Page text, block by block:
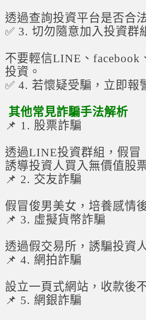
透過查詢投資平台是否合
✅ 3. 切勿隨意加入投資群
不要輕信LINE、facebook
投資。
✅ 4. 若懷疑受騙，立即報
其他常見詐騙手法解析
📌 1. 股票詐騙
透過LINE投資群組，假冒
誘導投資人買入無價值股
📌 2. 交友詐騙
假冒俊男美女，培養感情
📌 3. 虛擬貨幣詐騙
透過假交易所，誘騙投資
📌 4. 網拍詐騙
設立一頁式網站，收款後
📌 5. 網銀詐騙